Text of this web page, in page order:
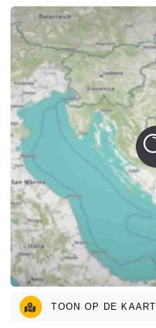
TOON OP DE KAART